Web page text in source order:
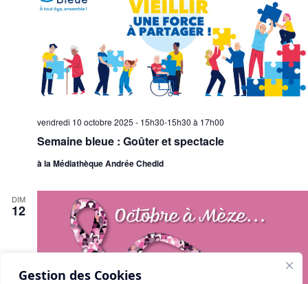
Gestion des Cookies
Semaine bleue : Goûter et spectacle
vendredi 10 octobre 2025 - 15h30-15h30 à 17h00
à la Médiathèque Andrée Chedid
DIM
12